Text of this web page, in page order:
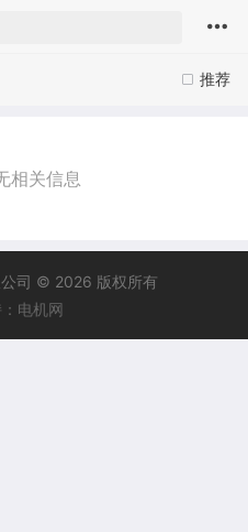
推荐
相关信息
司 © 2026 版权所有
电机网